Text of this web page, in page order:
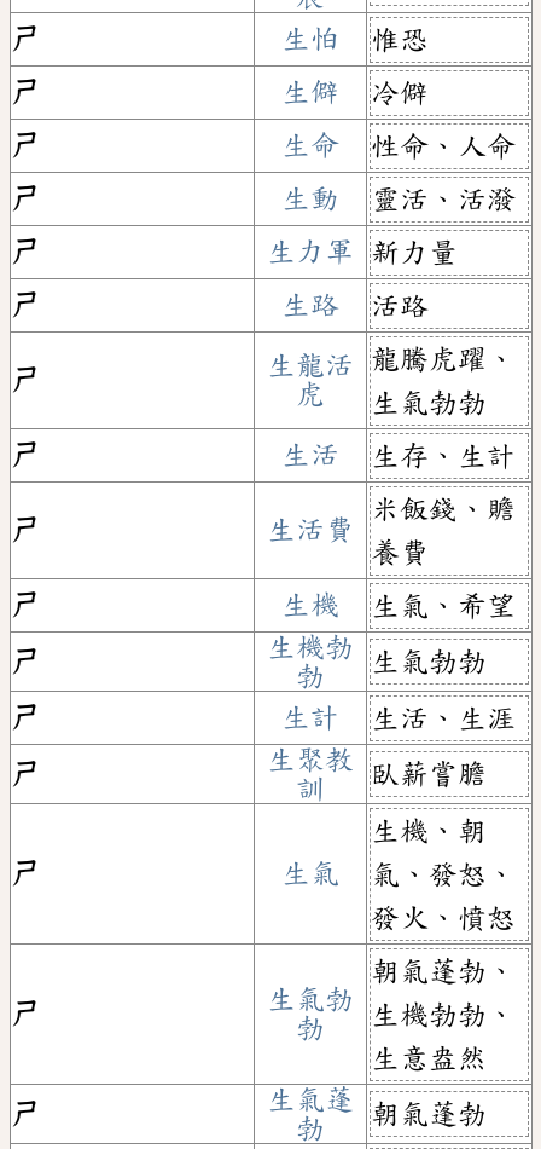
ㄕ
生怕
惟恐
ㄕ
生僻
冷僻
ㄕ
生命
性命、人命
ㄕ
生動
靈活、活潑
ㄕ
生力軍
新力量
ㄕ
生路 活路
ㄕ
生龍活
虎
龍騰虎躍、
生氣勃勃
ㄕ
生活 生存、生計
ㄕ 生活費
米飯錢、贍
養費
ㄕ
生機
生氣、希望
ㄕ
生機勃
勃
生氣勃勃
ㄕ
生計
生活、生涯
ㄕ
生聚教
訓
臥薪嘗膽
ㄕ 生氣
生機、朝
氣、發怒、
發火、憤怒
ㄕ
生氣勃
勃
朝氣蓬勃、
生機勃勃、
生意盎然
ㄕ
生氣蓬
勃
朝氣蓬勃